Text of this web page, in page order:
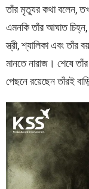
তাঁর মৃত্যুর কথা বলেন,
এমনকি তাঁর আঘাত চিহ্ন,
স্ত্রী, শ্যালিকা এবং তাঁর
মানতে নারাজ। শেষে
পেছনে রয়েছেন তাঁরই